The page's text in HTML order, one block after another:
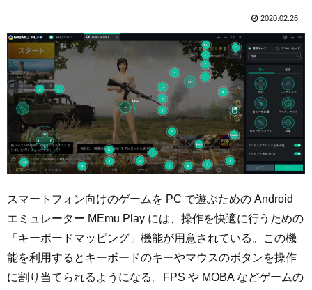
2020.02.26
スマートフォン向けのゲームを PC で遊ぶための Android
エミュレーター MEmu Play には、操作を快適に行うための
「キーボードマッピング」機能が用意されている。この機
能を利用するとキーボードのキーやマウスのボタンを操作
に割り当てられるようになる。FPS や MOBA などゲームの